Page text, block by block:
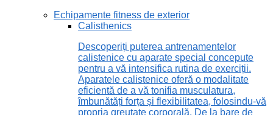
Echipamente fitness de exterior
Calisthenics
Descoperiți puterea antrenamentelor
calistenice cu aparate special concepute
pentru a vă intensifica rutina de exerciții.
Aparatele calistenice oferă o modalitate
eficientă de a vă tonifia musculatura,
îmbunătăți forța și flexibilitatea, folosindu-vă
propria greutate corporală. De la bare de